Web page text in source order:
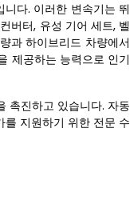
다. 이러한 변속기는 뛰
버터, 유성 기어 세트, 벨
과 하이브리드 차량에서
제공하는 능력으로 인기
촉진하고 있습니다. 자동
지원하기 위한 전문 수